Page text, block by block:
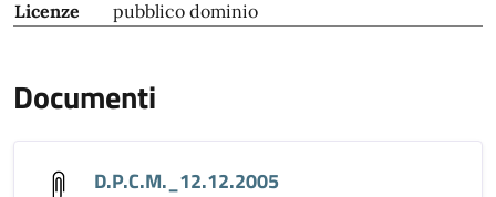
Licenze pubblico dominio
Documenti
D.P.C.M._12.12.2005